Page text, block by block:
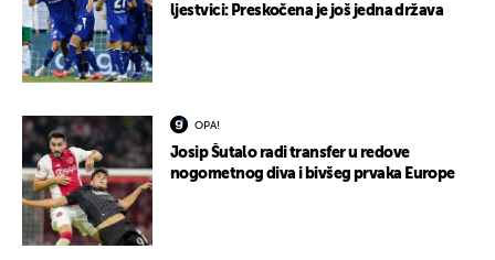
ljestvici: Preskočena je još jedna država
OPA!
Josip Šutalo radi transfer u redove
nogometnog diva i bivšeg prvaka Europe